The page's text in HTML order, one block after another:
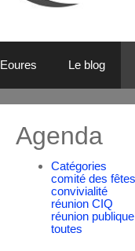
Eoures Le blog
Agenda
Catégories
comité des fêtes
convivialité
réunion CIQ
réunion publique
toutes